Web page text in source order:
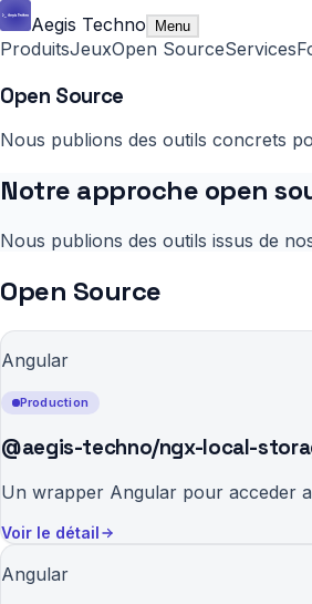
Aegis Techno Menu
ProduitsJeuxOpen SourceServices
Open Source
Nous publions des outils concrets
Notre approche open
Nous publions des outils issus de
Open Source
Angular
Production
@aegis-techno/ngx-local-
Un wrapper Angular pour acceder
Voir le détail
Angular